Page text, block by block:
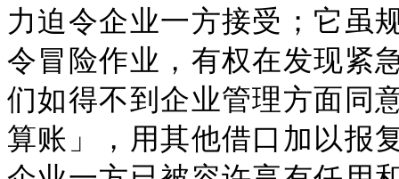
力迫令企业一方接受；它虽
令冒险作业，有权在发现紧
们如得不到企业管理方面同
算账」，用其他借口加以报